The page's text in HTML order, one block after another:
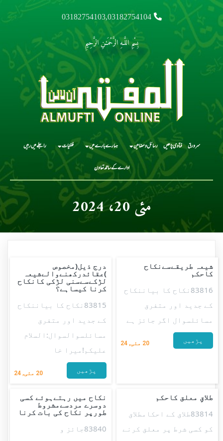
03182754103,03182754104
بِسْمِ اللَّـهِ الرَّحْمَـٰنِ الرَّحِيمِ
سرورق فتاوی پڑھیں رسائل و مضامین ہمارے بارے میں فلکیات رابطے میں رہیں
ادارے کے ساتھ تعاون
مئی 20، 2024
شیعہ طریقےسےنکاح
کاحکم
20 مئی, 24
83816نکاح کا بیاننکاح
کے جدید اور متفرق
مسائلسوال اگر جائز ہے
پڑھیں
درج ذیل(مخصوص
)عقائدرکھنےوالےشیعہ
لڑکےسےسنی لڑکی کانکاح
کرنا کیساہے؟
20 مئی, 24
83815نکاح کا بیاننکاح
کے جدید اور متفرق
مسائلسوالسوال:السلام
علیکم!میرا خا
پڑھیں
طلاقِ معلق کاحکم
83814طلاق کے احکامطلاق
کو کسی شرط پر معلق کرنے
نکاح میں رہتےہوئے کسی
دوسرے مردسےمشروط
طورپر نکاح کی بات کرنا
83840جائز و